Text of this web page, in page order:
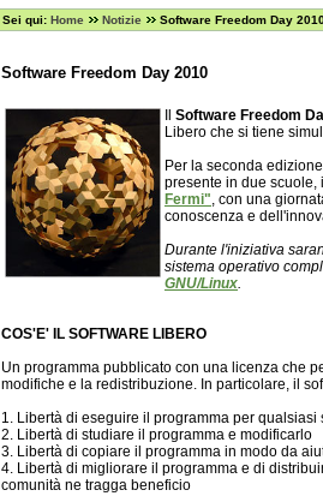
Sei qui: Home Notizie Software Freedom Day
Software Freedom Day 2010
Software Freedom
Libero che si tiene
Per la seconda
presente in due scuole, il
Fermi", con una
conoscenza e
Durante l'iniziativa
sistema operativo
GNU/Linux.
COS'E' IL SOFTWARE LIBERO
Un programma pubblicato con una licenza che
modifiche e la redistribuzione. In particolare, il
1. Libertà di eseguire il programma per qualsiasi
2. Libertà di studiare il programma e modificarlo
3. Libertà di copiare il programma in modo da
4. Libertà di migliorare il programma e di
comunità ne tragga beneficio